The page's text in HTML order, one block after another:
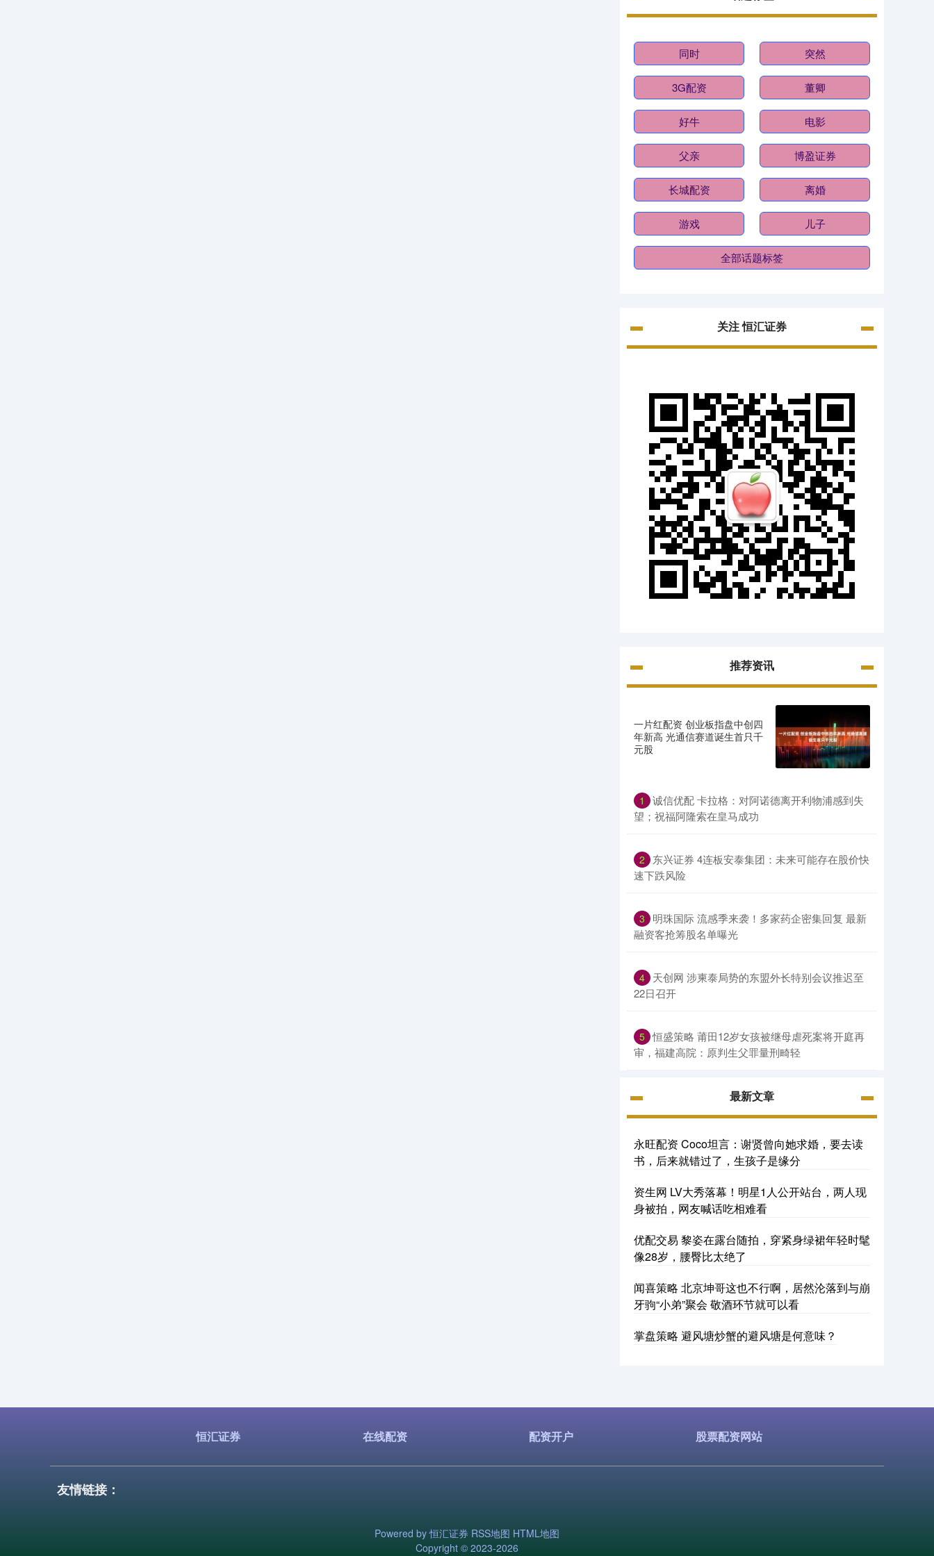
同时 突然
3G配资 董卿
好牛 电影
父亲 博盈证券
长城配资 离婚
游戏 儿子
全部话题标签
关注 恒汇证券
推荐资讯
一片红配资 创业板指盘中创四
年新高 光通信赛道诞生首只千
元股
1
诚信优配 卡拉格：对阿诺德离开利物浦感到失
望；祝福阿隆索在皇马成功
2
东兴证券 4连板安泰集团：未来可能存在股价快
速下跌风险
3
明珠国际 流感季来袭！多家药企密集回复 最新
融资客抢筹股名单曝光
4 天创网 涉柬泰局势的东盟外长特别会议推迟至
22日召开
5 恒盛策略 莆田12岁女孩被继母虐死案将开庭再
审，福建高院：原判生父罪量刑畸轻
最新文章
永旺配资 Coco坦言：谢贤曾向她求婚，要去读
书，后来就错过了，生孩子是缘分
资生网 LV大秀落幕！明星1人公开站台，两人现
身被拍，网友喊话吃相难看
优配交易 黎姿在露台随拍，穿紧身绿裙年轻时髦
像28岁，腰臀比太绝了
闻喜策略 北京坤哥这也不行啊，居然沦落到与崩
牙驹“小弟”聚会 敬酒环节就可以看
掌盘策略 避风塘炒蟹的避风塘是何意味？
恒汇证券 在线配资 配资开户 股票配资网站
友情链接：
Powered by恒汇证券 RSS地图 HTML地图
Copyright © 2023-2026